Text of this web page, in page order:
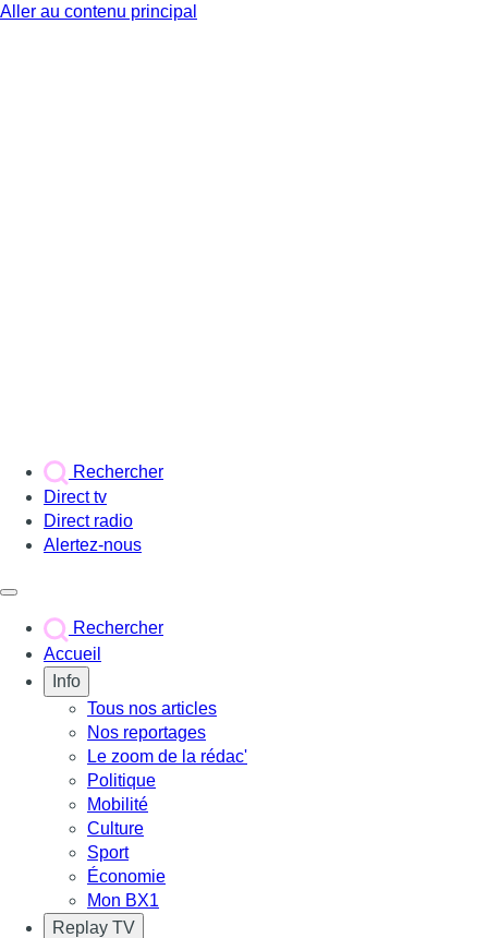
Aller au contenu principal
Rechercher
Direct tv
Direct radio
Alertez-nous
Rechercher
Accueil
Info
Tous nos articles
Nos reportages
Le zoom de la rédac'
Politique
Mobilité
Culture
Sport
Économie
Mon BX1
Replay TV